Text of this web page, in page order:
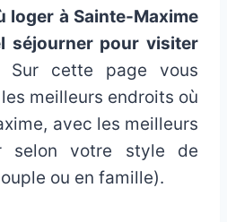
loger à Sainte-Maxime
séjourner pour visiter
Sur cette page vous
meilleurs endroits où
avec les meilleurs
selon votre style de
ou en famille).